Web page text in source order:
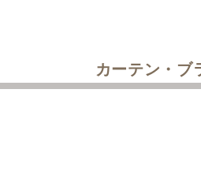
カーテン・ブ